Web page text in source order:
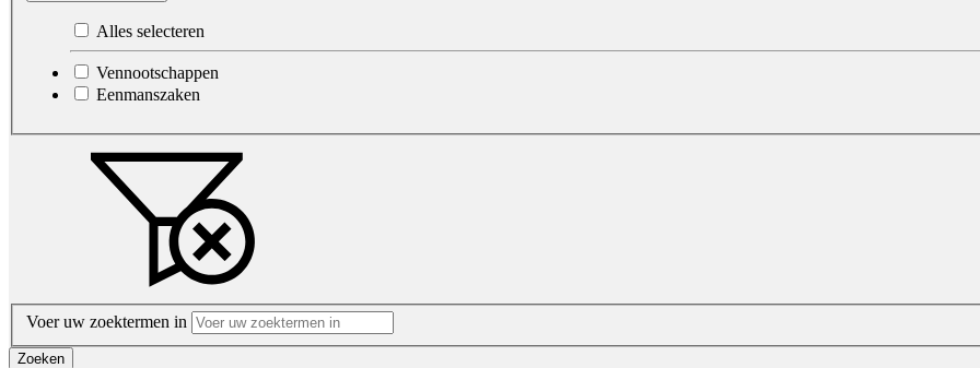
Alles selecteren
Vennootschappen
Eenmanszaken
Voer uw zoektermen in
Zoeken